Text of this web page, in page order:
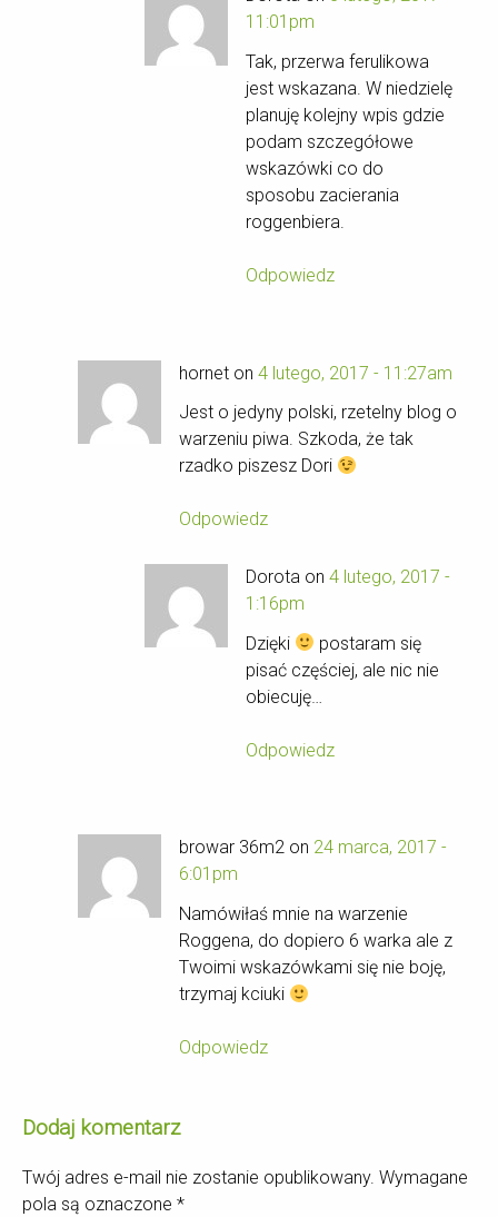
11:01pm
Tak, przerwa ferulikowa
jest wskazana. W niedzielę
planuję kolejny wpis gdzie
podam szczegółowe
wskazówki co do
sposobu zacierania
roggenbiera.
Odpowiedz
hornet on 4 lutego, 2017 - 11:27am
Jest o jedyny polski, rzetelny blog o
warzeniu piwa. Szkoda, że tak
rzadko piszesz Dori
Odpowiedz
Dorota on 4 lutego, 2017 -
1:16pm
Dzięki
postaram się
pisać częściej, ale nic nie
obiecuję…
Odpowiedz
browar 36m2 on 24 marca, 2017 -
6:01pm
Namówiłaś mnie na warzenie
Roggena, do dopiero 6 warka ale z
Twoimi wskazówkami się nie boję,
trzymaj kciuki
Odpowiedz
Dodaj komentarz
Twój adres e-mail nie zostanie opublikowany. Wymagane
pola są oznaczone *